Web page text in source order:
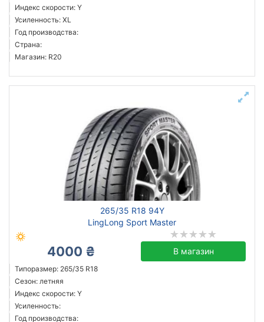
Индекс скорости: Y
Усиленность: XL
Год производства:
Страна:
Магазин: R20
265/35 R18 94Y
LingLong Sport Master
4000 ₴ В магазин
Типоразмер: 265/35 R18
Сезон: летняя
Индекс скорости: Y
Усиленность:
Год производства: